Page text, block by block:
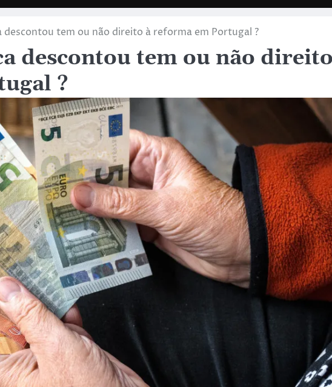
descontou tem ou não direito à reforma em Portugal ?
descontou tem ou não
?